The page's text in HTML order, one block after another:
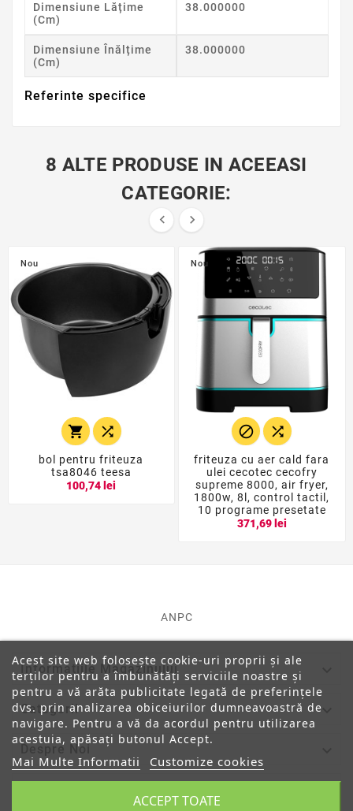
Dimensiune Lățime
(cm)
38.000000
Dimensiune Înălțime
(cm)
38.000000
Referinte specifice
8 ALTE PRODUSE IN ACEEASI
CATEGORIE:
 
Nou
 
bol pentru friteuza
tsa8046 teesa
100,74 lei
Nou
 
friteuza cu aer cald fara
ulei cecotec cecofry
supreme 8000, air fryer,
1800w, 8l, control tactil,
10 programe presetate
371,69 lei
ANPC
Informatiile Magazinului
Categorii 
Despre Noi
Acest site web folosește cookie-uri proprii și ale
terților pentru a îmbunătăți serviciile noastre și
pentru a vă arăta publicitate legată de preferințele
dvs. prin analizarea obiceiurilor dumneavoastră de
navigare. Pentru a vă da acordul pentru utilizarea
acestuia, apăsați butonul Accept.
Mai Multe Informatii Customize cookies
ACCEPT TOATE